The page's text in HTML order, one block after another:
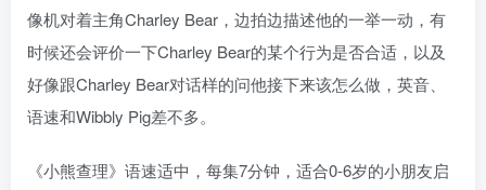
像机对着主角Charley Bear，边拍边描述他的一举一动，有
时候还会评价一下Charley Bear的某个行为是否合适，以及
好像跟Charley Bear对话样的问他接下来该怎么做，英音、
语速和Wibbly Pig差不多。
《小熊查理》语速适中，每集7分钟，适合0-6岁的小朋友启